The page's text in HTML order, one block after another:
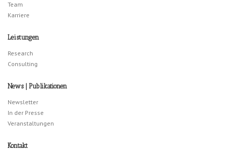
Team
Karriere
Leistungen
Research
Consulting
News | Publikationen
Newsletter
In der Presse
Veranstaltungen
Kontakt